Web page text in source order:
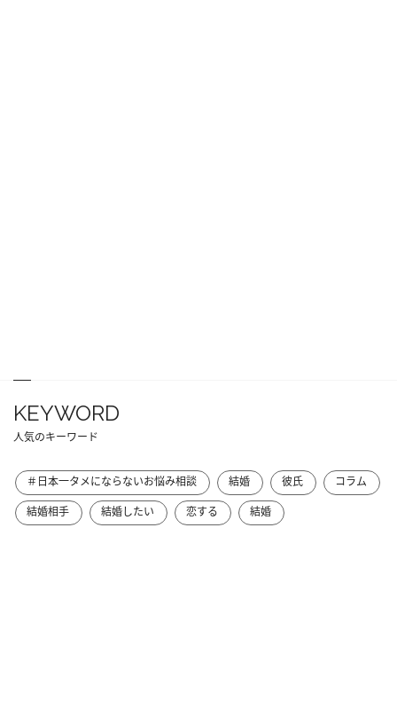
KEYWORD
人気のキーワード
＃日本一タメにならないお悩み相談 結婚 彼氏
コラム
結婚相手
結婚したい 恋する 結婚